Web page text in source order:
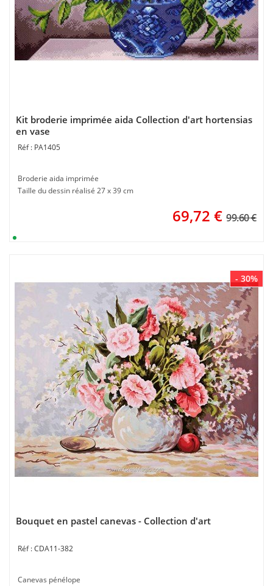
Kit broderie imprimée aida Collection d'art hortensias
en vase
PA1405
Broderie aida imprimée
Taille du dessin réalisé 27 x 39 cm
69,72 € 99.60 €
- 30%
Bouquet en pastel canevas - Collection d'art
CDA11-382
Canevas pénélope